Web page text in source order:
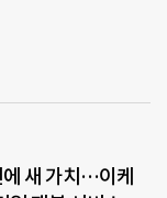
새 가치…이케